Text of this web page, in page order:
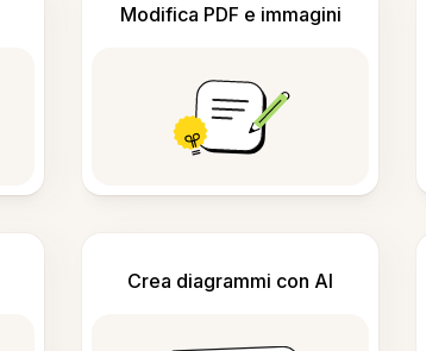
Modifica PDF e immagini
Crea diagrammi con AI